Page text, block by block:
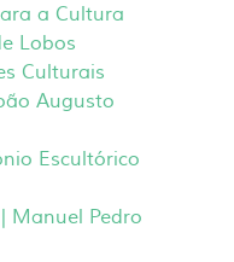
a Cultura
Lobos
Culturais
Augusto
Escultórico
Manuel Pedro